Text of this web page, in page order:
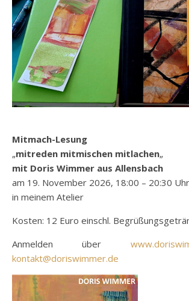
Mitmach-Lesung
„mitreden mitmischen mitlachen„
mit Doris Wimmer aus Allensbach
am 19. November 2026, 18:00 – 20:30 Uhr
in meinem Atelier
Kosten: 12 Euro einschl.
Anmelden über
kontakt@doriswimmer.de